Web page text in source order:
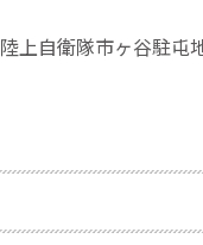
陸上自衛隊市ヶ谷駐屯